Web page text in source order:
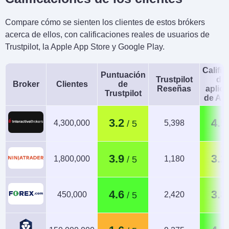
Compare cómo se sienten los clientes de estos brókers
acerca de ellos, con calificaciones reales de usuarios de
Trustpilot, la Apple App Store y Google Play.
Broker Clientes
Puntuación
de
Trustpilot
Trustpilot
Reseñas
de
de
4,300,000 3.2 5,398 4.5
1,800,000 3.9 1,180 3.2
450,000 4.6 2,420 3.8